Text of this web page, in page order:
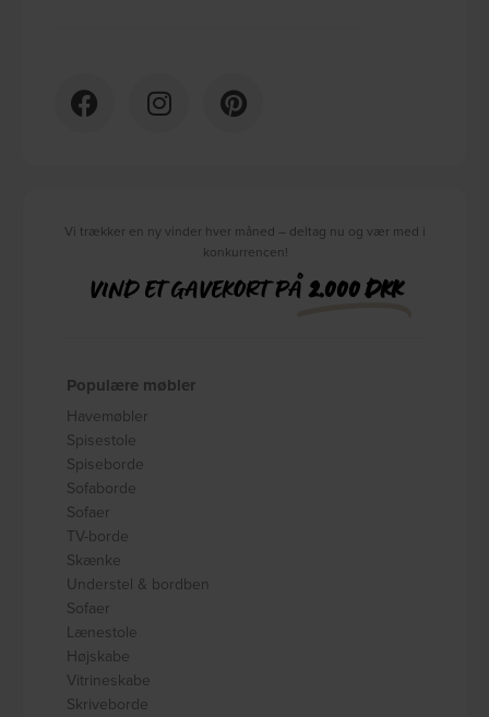
Vi trækker en ny vinder hver måned – deltag nu og vær med i
konkurrencen!
VIND ET GAVEKORT PÅ2.000 DKK
Populære møbler
Havemøbler
Spisestole
Spiseborde
Sofaborde
Sofaer
TV-borde
Skænke
Understel & bordben
Sofaer
Lænestole
Højskabe
Vitrineskabe
Skriveborde